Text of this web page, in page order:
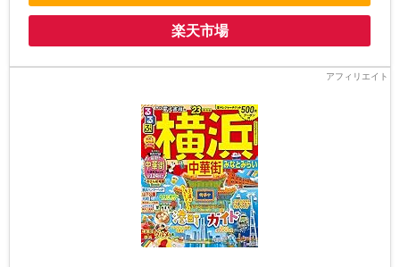
楽天市場